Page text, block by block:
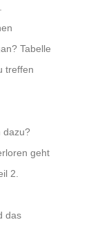
Tabelle
treffen
dazu?
geht
2.
das